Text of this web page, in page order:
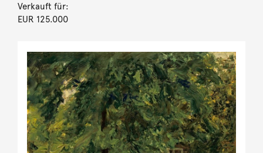
Verkauft für:
EUR 125.000